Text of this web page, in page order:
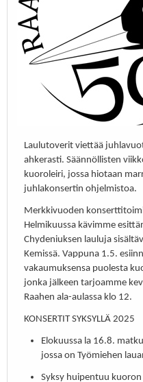
Laulutoverit viettää
ahkerasti. Säännöllisten
kuoroleiri, jossa hiotaan
juhlakonsertin ohjelmistoa.
Merkkivuoden
Helmikuussa kävimme
Chydeniuksen lauluja
Kemissä. Vappuna 1.5.
vakaumuksensa puolesta
jonka jälkeen tarjoamme
Raahen ala-aulassa klo 12.
KONSERTIT SYKSYLLÄ 2025
Elokuussa la 16.8.
jossa on Työmiehen
Syksy huipentuu